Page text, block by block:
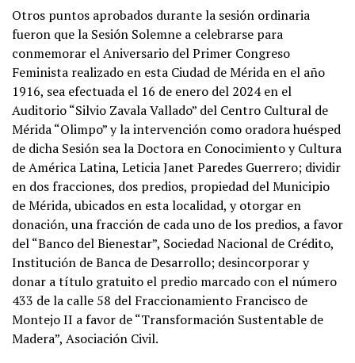
Otros puntos aprobados durante la sesión ordinaria
fueron que la Sesión Solemne a celebrarse para
conmemorar el Aniversario del Primer Congreso
Feminista realizado en esta Ciudad de Mérida en el año
1916, sea efectuada el 16 de enero del 2024 en el
Auditorio “Silvio Zavala Vallado” del Centro Cultural de
Mérida “Olimpo” y la intervención como oradora huésped
de dicha Sesión sea la Doctora en Conocimiento y Cultura
de América Latina, Leticia Janet Paredes Guerrero; dividir
en dos fracciones, dos predios, propiedad del Municipio
de Mérida, ubicados en esta localidad, y otorgar en
donación, una fracción de cada uno de los predios, a favor
del “Banco del Bienestar”, Sociedad Nacional de Crédito,
Institución de Banca de Desarrollo; desincorporar y
donar a título gratuito el predio marcado con el número
433 de la calle 58 del Fraccionamiento Francisco de
Montejo II a favor de “Transformación Sustentable de
Madera”, Asociación Civil.